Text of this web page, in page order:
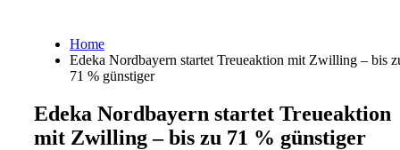
Home
Edeka Nordbayern startet Treueaktion mit Zwilling – bis
71 % günstiger
Edeka Nordbayern startet Treueaktion
mit Zwilling – bis zu 71 % günstiger